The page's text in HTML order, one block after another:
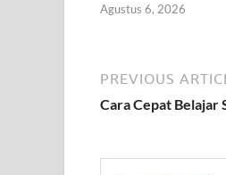
Agustus 6, 2026
PREVIOUS
Cara Cepat Belajar